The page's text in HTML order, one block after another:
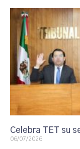
Celebra TET su
06/07/2026